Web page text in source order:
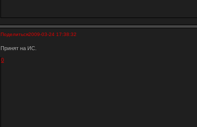
Поделиться2009-03-24 17:38:32
Принят на ИС.
0